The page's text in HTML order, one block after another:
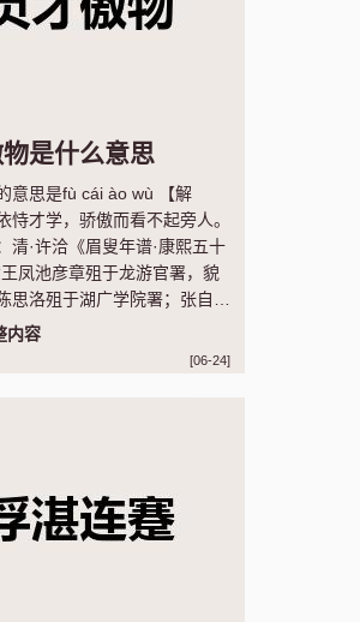
是什么意思
意思是fù cái ào wù 【解
恃才学，骄傲而看不起旁人。
清·许洽《眉叟年谱·康熙五十
王凤池彦章殂于龙游官署，貌
思洛殂于湖广学院署；张自服
皆负才傲物者也。”
内容
[06-24]